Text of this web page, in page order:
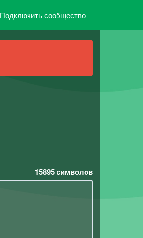
Подключить сообщество
15895символов